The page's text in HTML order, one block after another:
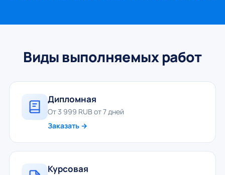
Виды выполняемых работ
Дипломная
От 3 999 RUB от 7 дней
Заказать →
Курсовая